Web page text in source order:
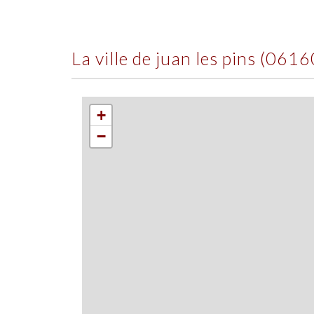
la ville de juan les pins
+
−